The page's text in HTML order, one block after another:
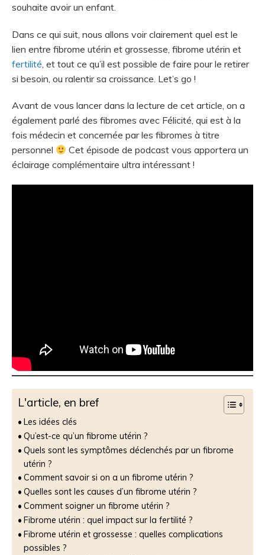
souhaite avoir un enfant.
Dans ce qui suit, nous allons voir clairement quel est le
lien entre fibrome utérin et grossesse, fibrome utérin et
fertilité , et tout ce qu’il est possible de faire pour le retirer
si besoin, ou ralentir sa croissance. Let’s go !
Avant de vous lancer dans la lecture de cet article, on a
également parlé des fibromes avec Félicité, qui est à la
fois médecin et concernée par les fibromes à titre
personnel
Cet épisode de podcast vous apportera un
éclairage complémentaire ultra intéressant !
L'article, en bref
Les idées clés
Qu’est-ce qu’un fibrome utérin ?
Quels sont les symptômes déclenchés par un fibrome
utérin ?
Comment savoir si on a un fibrome utérin ?
Quelles sont les causes d’un fibrome utérin ?
Comment soigner un fibrome utérin ?
Fibrome utérin : quel impact sur la fertilité ?
Fibrome utérin et grossesse : quelles complications
possibles ?